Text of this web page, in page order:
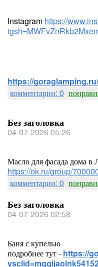
Instagram https://
https://
комментарии: 0
Без заголовка
04-07-2026 05:26
Масло для фасада дома в
https://ok.ru/group/
комментарии: 0
Без заголовка
04-07-2026 02:58
Баня с купелью
подробнее тут - https://